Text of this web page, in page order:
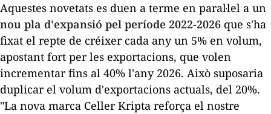
Aquestes novetats es duen a terme en paral·lel a un
nou pla d'expansió pel període 2022-2026 que s'ha
fixat el repte de créixer cada any un 5% en volum,
apostant fort per les exportacions, que volen
incrementar fins al 40% l'any 2026. Això suposaria
duplicar el volum d'exportacions actuals, del 20%.
"La nova marca CellerKripta reforça el nostre